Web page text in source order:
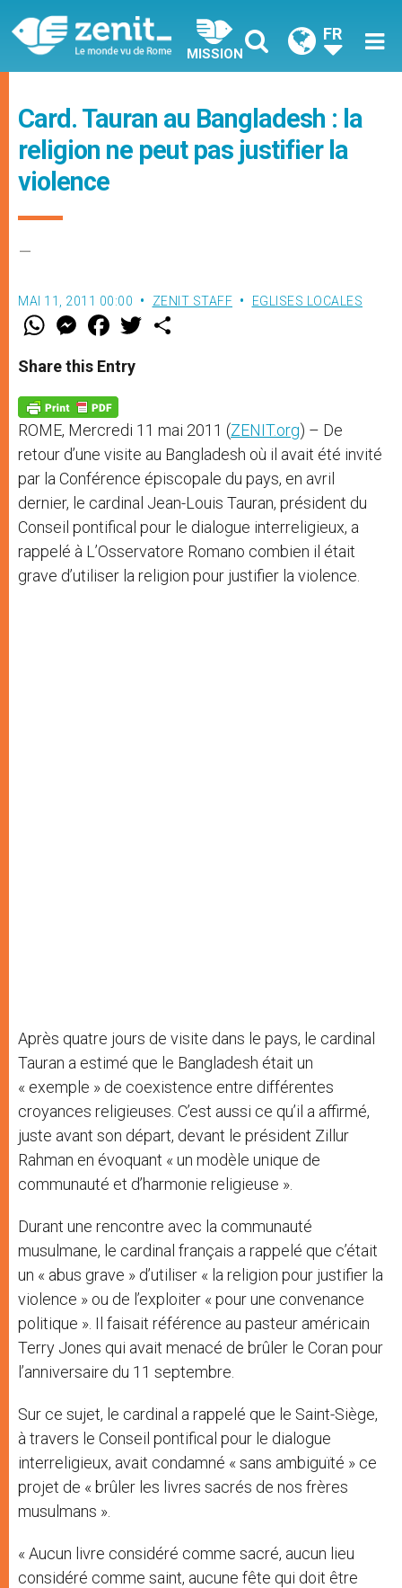
MISSION
FR
Card. Tauran au Bangladesh : la
religion ne peut pas justifier la
violence
–
MAI 11, 2011 00:00 ZENIT STAFF EGLISES LOCALES
W
t
s
p
p
M
e
s
e
g
e
r
F
a
e
b
o
k
w
Share this Entry
ROME, Mercredi 11 mai 2011 (ZENIT.org) – De
retour d’une visite au Bangladesh où il avait été invité
par la Conférence épiscopale du pays, en avril
dernier, le cardinal Jean-Louis Tauran, président du
Conseil pontifical pour le dialogue interreligieux, a
rappelé à L’Osservatore Romano combien il était
grave d’utiliser la religion pour justifier la violence.
Après quatre jours de visite dans le pays, le cardinal
Tauran a estimé que le Bangladesh était un
« exemple » de coexistence entre différentes
croyances religieuses. C’est aussi ce qu’il a affirmé,
juste avant son départ, devant le président Zillur
Rahman en évoquant « un modèle unique de
communauté et d’harmonie religieuse ».
Durant une rencontre avec la communauté
musulmane, le cardinal français a rappelé que c’était
un « abus grave » d’utiliser « la religion pour justifier la
violence » ou de l’exploiter « pour une convenance
politique ». Il faisait référence au pasteur américain
Terry Jones qui avait menacé de brûler le Coran pour
l’anniversaire du 11 septembre.
Sur ce sujet, le cardinal a rappelé que le Saint-Siège,
à travers le Conseil pontifical pour le dialogue
interreligieux, avait condamné « sans ambiguïté » ce
projet de « brûler les livres sacrés de nos frères
musulmans ».
« Aucun livre considéré comme sacré, aucun lieu
considéré comme saint, aucune fête qui doit être